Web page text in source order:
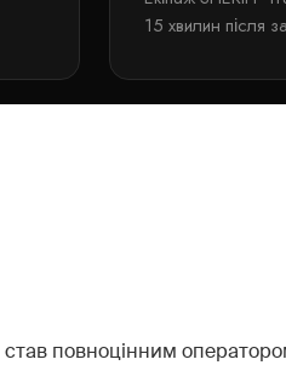
15 хвилин після
став повноцінним